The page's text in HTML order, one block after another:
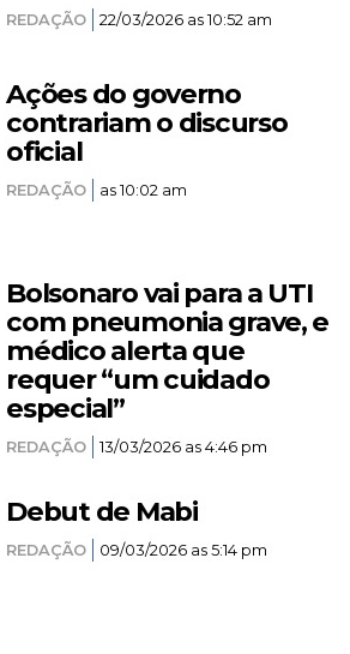
REDAÇÃO 22/03/2026 as 10:52 am
Ações do governo
contrariam o discurso
oficial
REDAÇÃO as 10:02 am
Bolsonaro vai para a UTI
com pneumonia grave, e
médico alerta que
requer “um cuidado
especial”
REDAÇÃO 13/03/2026 as 4:46 pm
Debut de Mabi
REDAÇÃO 09/03/2026 as 5:14 pm